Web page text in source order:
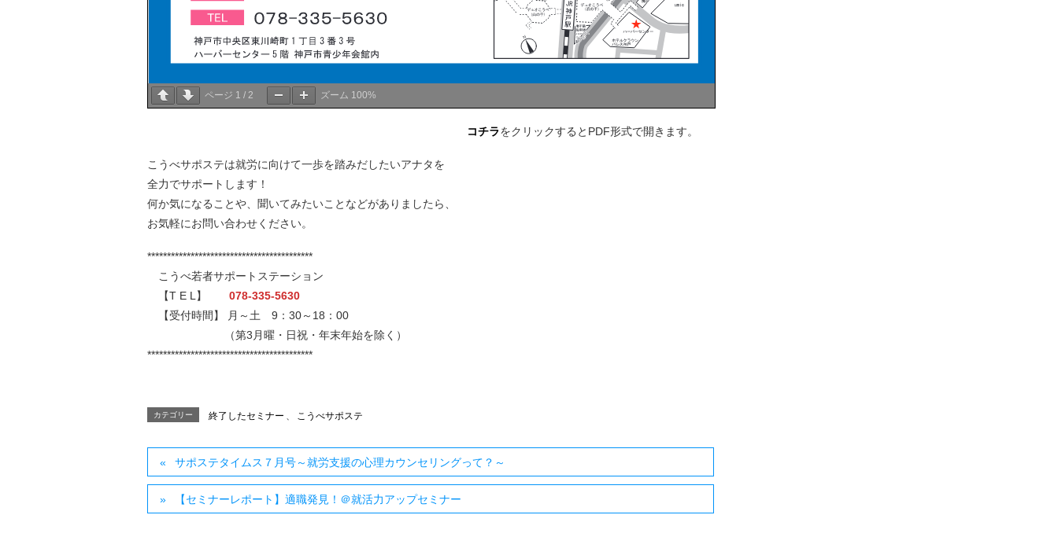
ページ 1 / 2 ズーム 100%
コチラをクリックするとPDF形式で開きます。
こうべサポステは就労に向けて一歩を踏みだしたいアナタを
全力でサポートします！
何か気になることや、聞いてみたいことなどがありましたら、
お気軽にお問い合わせください。
******************************************
こうべ若者サポートステーション
【T E L】 078-335-5630
【受付時間】 月～土 9：30～18：00
（第3月曜・日祝・年末年始を除く）
******************************************
カテゴリー 終了したセミナー 、 こうべサポステ
サポステタイムス７月号～就労支援の心理カウンセリングって？～
【セミナーレポート】適職発見！＠就活力アップセミナー